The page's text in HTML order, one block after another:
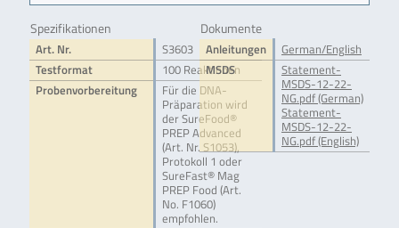
Spezifikationen
Art. Nr.
S3603
Testformat
100 Reaktionen
Probenvorbereitung
Für die DNA-
Präparation wird
der SureFood®
PREP Advanced
(Art. Nr. S1053),
Protokoll 1 oder
SureFast® Mag
PREP Food (Art.
No. F1060)
empfohlen.
Dokumente
Anleitungen
German/English
MSDS
Statement-
MSDS-12-22-
NG.pdf (German)
Statement-
MSDS-12-22-
NG.pdf (English)